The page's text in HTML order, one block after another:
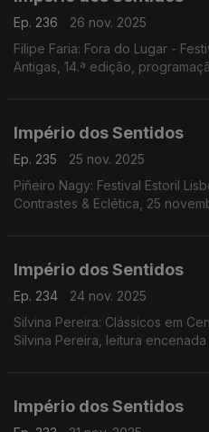
Ep. 236
26 nov. 2025
Filipe Faria: Fora do Lugar -
Antigas, 14.ª edição,
Império dos Sentidos
Ep. 235
25 nov. 2025
Piñeiro Nagy: Festival Estoril
Contrastes & Eclética, 25
Império dos Sentidos
Ep. 234
24 nov. 2025
Silvina Pereira: Clássicos em
Silvina Pereira, leitura
Império dos Sentidos